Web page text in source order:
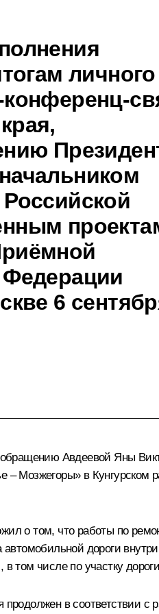
личного
Федерации
6
Авдеевой Яны
Мозжегоры» в Кунгурском
о том, что работы по
дороги
том числе по участку
в соответствии